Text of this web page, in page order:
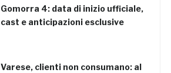
Gomorra 4: data di inizio ufficiale,
cast e anticipazioni esclusive
Varese, clienti non consumano: al